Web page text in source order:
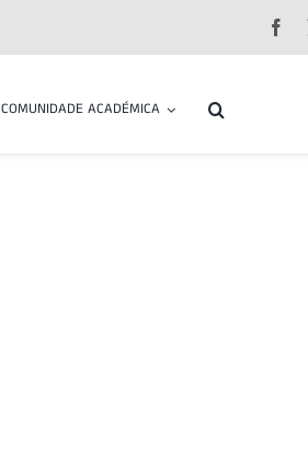
COMUNIDADE ACADÉMICA